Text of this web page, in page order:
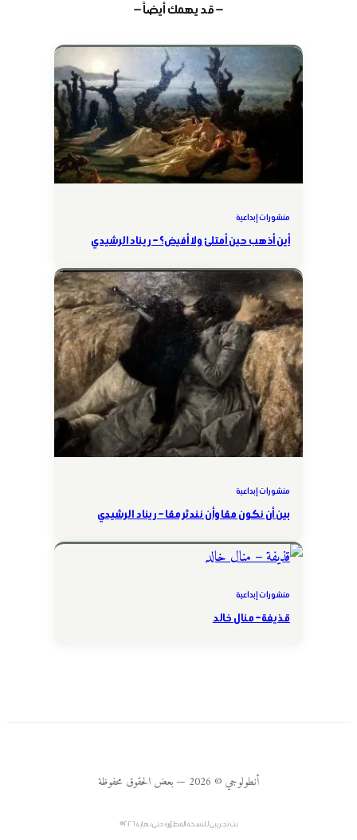
— قد يهمك أيضاً —
منشورات إبداعية
أين أذهب حين أمتلئ ولا أفيض؟ – ريناد الرشيدي
منشورات إبداعية
بين أن نكون معًا وأن نندثر معًا – ريناد الرشيدي
منشورات إبداعية
قذيفة – منال خالد
أنطولوجي © 2026 — بعض الحقوق محفوظة
بث تجريبي للنسخة المطوّرة حتى نهاية ٢٠٢٦